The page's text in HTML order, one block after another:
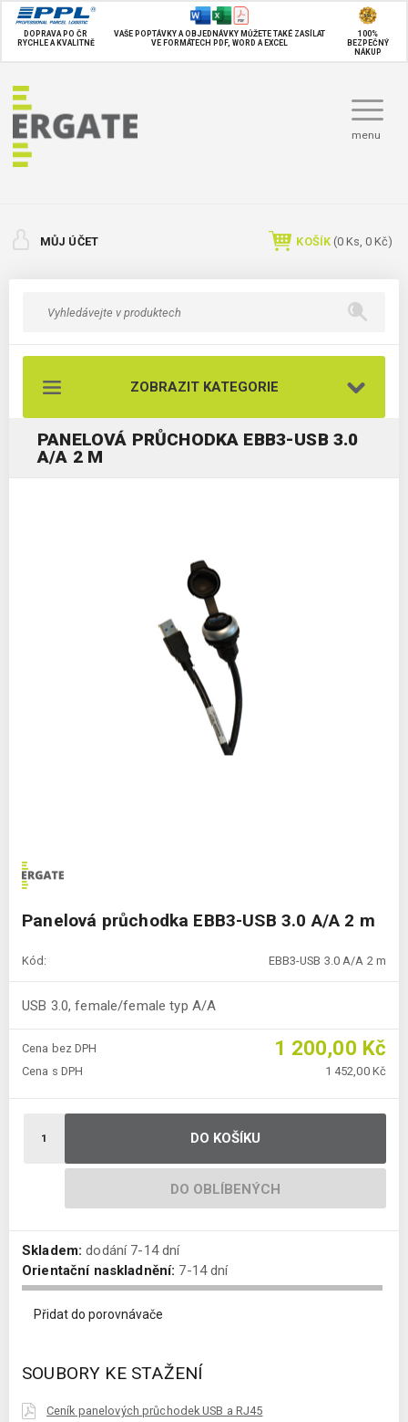
DOPRAVA PO ČR
RYCHLE A KVALITNĚ
VAŠE POPTÁVKY A OBJEDNÁVKY MŮŽETE TAKÉ ZASÍLAT
VE FORMÁTECH PDF, WORD A EXCEL
100%
BEZPEČNÝ
NÁKUP
menu
MŮJ ÚČET KOŠÍK (0 Ks, 0 Kč)
ZOBRAZIT KATEGORIE
PANELOVÁ PRŮCHODKA EBB3-USB 3.0
A/A 2 M
Panelová průchodka EBB3-USB 3.0 A/A 2 m
Kód: EBB3-USB 3.0 A/A 2 m
USB 3.0, female/female typ A/A
Cena bez DPH 1 200,00 Kč
Cena s DPH 1 452,00 Kč
DO KOŠÍKU
DO OBLÍBENÝCH
Skladem: dodání 7-14 dní
Orientační naskladnění: 7-14 dní
Přidat do porovnávače
SOUBORY KE STAŽENÍ
Ceník panelových průchodek USB a RJ45